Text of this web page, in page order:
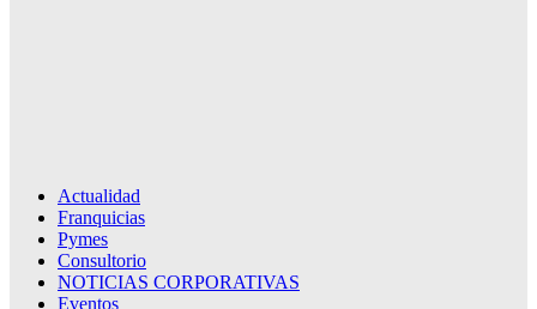
Actualidad
Franquicias
Pymes
Consultorio
NOTICIAS CORPORATIVAS
Eventos